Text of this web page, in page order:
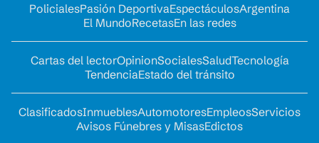
PolicialesPasión DeportivaEspectáculosArgentina
El MundoRecetasEn las redes
Cartas del lectorOpinionSocialesSaludTecnología
TendenciaEstado del tránsito
ClasificadosInmueblesAutomotoresEmpleosServicios
Avisos Fúnebres y MisasEdictos